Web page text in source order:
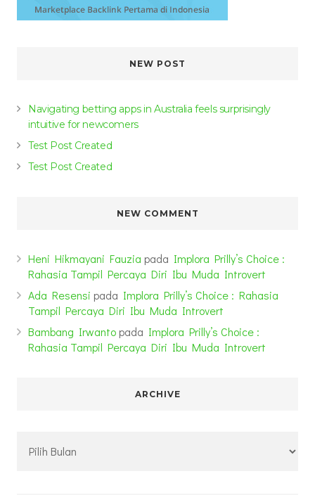
NEW POST
Navigating betting apps in Australia feels surprisingly
intuitive for newcomers
Test Post Created
Test Post Created
NEW COMMENT
Heni Hikmayani Fauzia pada Implora Prilly’s Choice :
Rahasia Tampil Percaya Diri Ibu Muda Introvert
Ada Resensi pada Implora Prilly’s Choice : Rahasia
Tampil Percaya Diri Ibu Muda Introvert
Bambang Irwanto pada Implora Prilly’s Choice :
Rahasia Tampil Percaya Diri Ibu Muda Introvert
ARCHIVE